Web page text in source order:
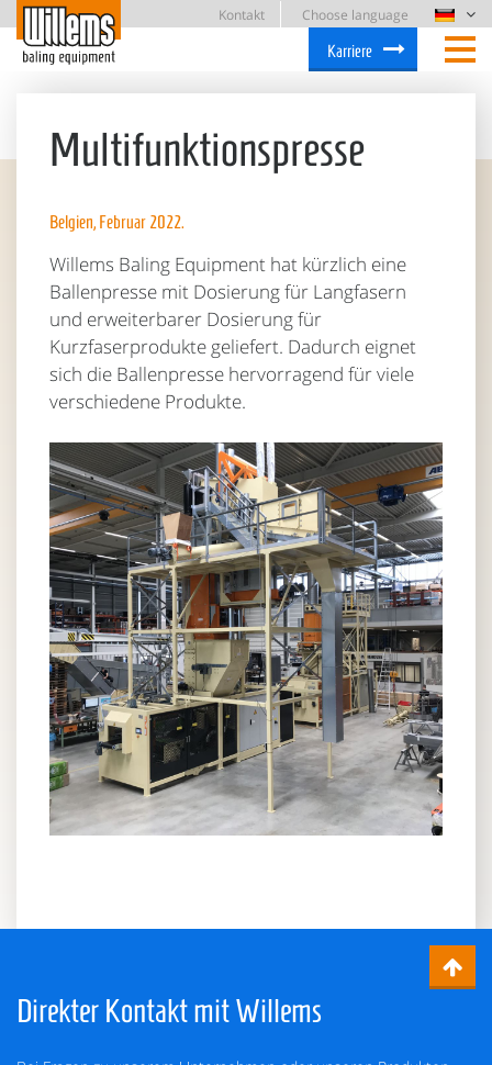
Kontakt
Choose language
Karriere
Multifunktionspresse
Belgien, Februar 2022.
Willems Baling Equipment hat kürzlich eine
Ballenpresse mit Dosierung für Langfasern
und erweiterbarer Dosierung für
Kurzfaserprodukte geliefert. Dadurch eignet
sich die Ballenpresse hervorragend für viele
verschiedene Produkte.
Direkter Kontakt mit Willems